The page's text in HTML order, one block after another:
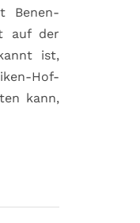
Benen-
auf der
ist,
Hof-
kann,